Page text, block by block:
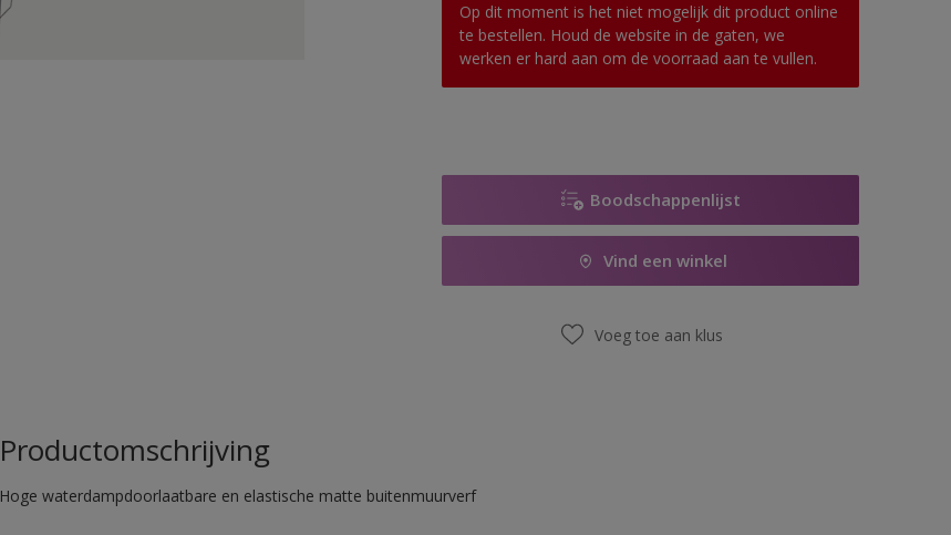
Op dit moment is het niet mogelijk dit product online
te bestellen. Houd de website in de gaten, we
werken er hard aan om de voorraad aan te vullen.
Boodschappenlijst
Vind een winkel
Voeg toe aan klus
Productomschrijving
Hoge waterdampdoorlaatbare en elastische matte buitenmuurverf